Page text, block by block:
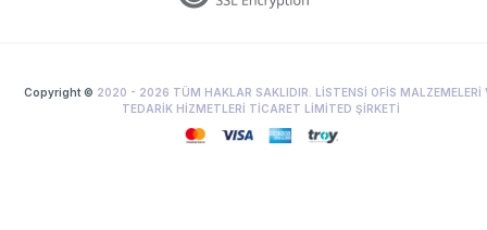
Copyright © 2020 - 2026 TÜM HAKLAR SAKLIDIR. LİSTENSİ OFİS MALZEMELERİ
TEDARİK HİZMETLERİ TİCARET LİMİTED ŞİRKETİ